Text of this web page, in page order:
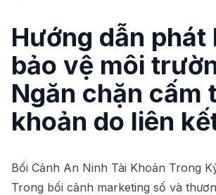
Hướng dẫn phát
bảo vệ môi
Ngăn chặn cấm
khoản do liên
Bối Cảnh An Ninh Tài Khoản Trong
Trong bối cảnh marketing số và